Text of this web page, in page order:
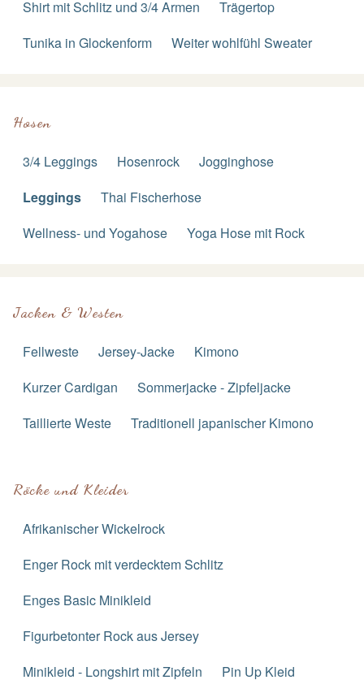
Shirt mit Schlitz und 3/4 Armen
Trägertop
Tunika in Glockenform
Weiter wohlfühl Sweater
Hosen
3/4 Leggings Hosenrock
Jogginghose
Leggings
Thai Fischerhose
Wellness- und Yogahose
Yoga Hose mit Rock
Jacken & Westen
Fellweste Jersey-Jacke
Kimono
Kurzer Cardigan
Sommerjacke - Zipfeljacke
Taillierte Weste
Traditionell japanischer Kimono
Röcke und Kleider
Afrikanischer Wickelrock
Enger Rock mit verdecktem Schlitz
Enges Basic Minikleid
Figurbetonter Rock aus Jersey
Minikleid - Longshirt mit Zipfeln
Pin Up Kleid